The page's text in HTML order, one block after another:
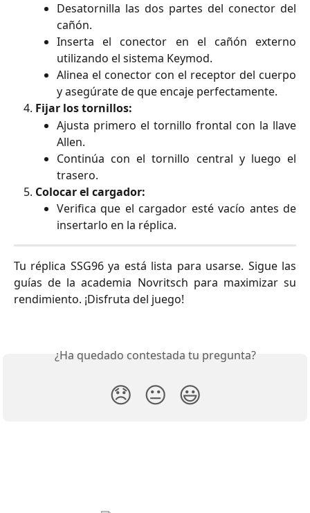
Desatornilla las dos partes del conector del
cañón.
Inserta el conector en el cañón externo
utilizando el sistema Keymod.
Alinea el conector con el receptor del cuerpo
y asegúrate de que encaje perfectamente.
Fijar los tornillos:
Ajusta primero el tornillo frontal con la llave
Allen.
Continúa con el tornillo central y luego el
trasero.
Colocar el cargador:
Verifica que el cargador esté vacío antes de
insertarlo en la réplica.
Tu réplica SSG96 ya está lista para usarse. Sigue las
guías de la academia Novritsch para maximizar su
rendimiento. ¡Disfruta del juego!
¿Ha quedado contestada tu pregunta?
😞 😐 😃